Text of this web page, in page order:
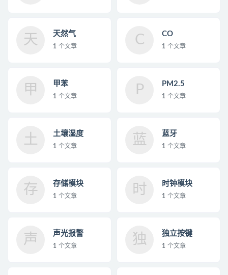
天 天然气
1 个文章 C CO
1 个文章
甲 甲苯
1 个文章 P PM2.5
1 个文章
土 土壤湿度
1 个文章 蓝 蓝牙
1 个文章
存 存储模块
1 个文章 时 时钟模块
1 个文章
声 声光报警
1 个文章 独 独立按键
1 个文章